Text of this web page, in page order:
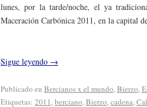
lunes, por la tarde/noche, el ya
Maceración Carbónica 2011, en la capital
Sigue leyendo →
Publicado en Bercianos x el mundo,Bierzo,
Etiquetas: 2011,berciano,Bierzo,cadena,